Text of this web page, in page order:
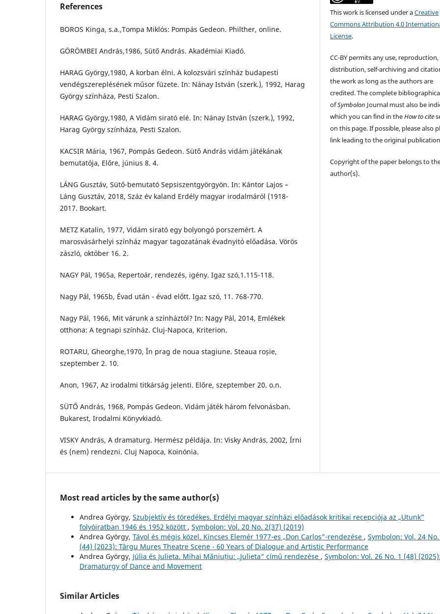
References
BOROS Kinga, s.a.,Tompa Miklós: Pompás Gedeon. Philther, online.
GÖRÖMBEI András,1986, Sütő András. Akadémiai Kiadó.
HARAG György,1980, A korban élni. A kolozsvári színház budapesti
vendégszereplésének műsor füzete. In: Nánay István (szerk.), 1992, Harag
György színháza, Pesti Szalon.
HARAG György,1980, A Vidám sirató elé. In: Nánay István (szerk.), 1992,
Harag György színháza, Pesti Szalon.
KACSIR Mária, 1967, Pompás Gedeon. Sütő András vidám játékának
bemutatója, Előre, június 8. 4.
LÁNG Gusztáv, Sütő-bemutató Sepsiszentgyörgyön. In: Kántor Lajos –
Láng Gusztáv, 2018, Száz év kaland Erdély magyar irodalmáról (1918-
2017. Bookart.
METZ Katalin, 1977, Vidám sirató egy bolyongó porszemért. A
marosvásárhelyi színház magyar tagozatának évadnyitó előadása. Vörös
zászló, október 16. 2.
NAGY Pál, 1965a, Repertoár, rendezés, igény. Igaz szó,1.115-118.
Nagy Pál, 1965b, Évad után - évad előtt. Igaz szó, 11. 768-770.
Nagy Pál, 1966, Mit várunk a színháztól? In: Nagy Pál, 2014, Emlékek
otthona: A tegnapi színház. Cluj-Napoca, Kriterion.
ROTARU, Gheorghe,1970, În prag de noua stagiune. Steaua roșie,
szeptember 2. 10.
Anon, 1967, Az irodalmi titkárság jelenti. Előre, szeptember 20. o.n.
SÜTŐ András, 1968, Pompás Gedeon. Vidám játék három felvonásban.
Bukarest, Irodalmi Könyvkiadó.
VISKY András, A dramaturg. Hermész példája. In: Visky András, 2002, Írni
és (nem) rendezni. Cluj Napoca, Koinónia.
This work is licensed under aCreative
Commons Attribution 4.0
License.
CC-BY permits any use, reproduction,
distribution, self-archiving and
the work as long as the authors are
credited. The complete
ofSymbolon Journal must also be
which you can find in theHow to cite
on this page. If possible, please also
link leading to the original
Copyright of the paper belongs to
author(s).
Most read articles by the same author(s)
Andrea György, Szubjektív és töredékes. Erdélyi magyar színházi előadások kritikai recepciója az „Utunk”
folyóiratban 1946 és 1952 között , Symbolon: Vol. 20 No. 2(37) (2019)
Andrea György, Távol és mégis közel. Kincses Elemér 1977-es „Don Carlos”-rendezése , Symbolon: Vol. 24 No.
(44) (2023): Târgu Mureș Theatre Scene - 60 Years of Dialogue and Artistic Performance
Andrea György, Júlia és Julieta. Mihai Măniuțiu: „Julieta” című rendezése , Symbolon: Vol. 26 No. 1 (48) (2025):
Dramaturgy of Dance and Movement
Similar Articles